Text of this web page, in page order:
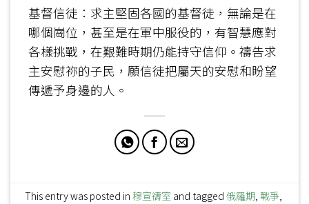
基督信徒：求主堅固各國的基督徒，無論是在
哪個崗位，甚至是在軍中服役的，有智慧應對
各樣挑戰，在艱難時期仍能持守信仰。禱告求
主安慰祢的子民，願信徒把屬天的安慰和盼望
傳遞予身邊的人。
This entry was posted in穆宣禱室 and tagged俄羅期,戰爭,